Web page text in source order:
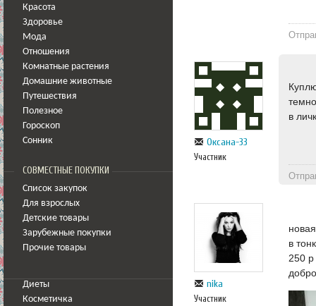
Красота
Здоровье
Мода
Отношения
Комнатные растения
Домашние животные
Путешествия
Полезное
Гороскоп
Сонник
СОВМЕСТНЫЕ ПОКУПКИ
Список закупок
Для взрослых
Детские товары
Зарубежные покупки
Прочие товары
Диеты
Косметичка
Оксана-33
Участник
в
nika
Участник
в
250 р